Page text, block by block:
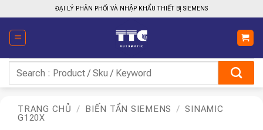
qua
nội
dung
ĐẠI LÝ PHÂN PHỐI VÀ NHẬP KHẨU THIẾT BỊ SIEMENS
kiếm:
TRANG CHỦ / BIẾN TẦN SIEMENS / SINAMIC
G120X